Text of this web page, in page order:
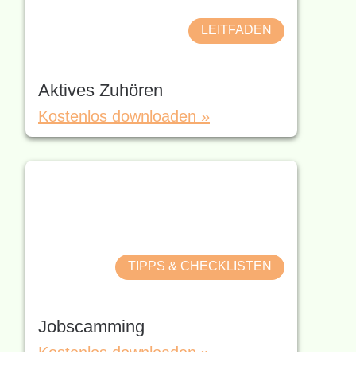
LEITFADEN
Aktives Zuhören
Kostenlos downloaden »
TIPPS & CHECKLISTEN
Jobscamming
Kostenlos downloaden »